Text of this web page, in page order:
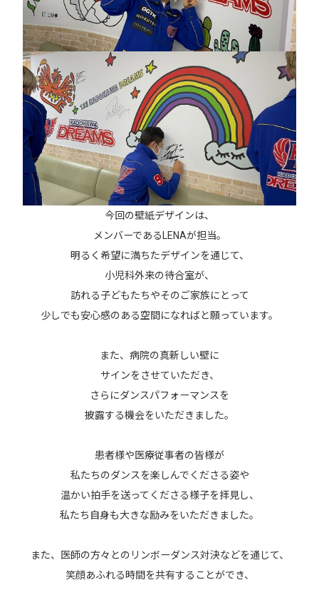
今回の壁紙デザインは、
メンバーであるLENAが担当。
明るく希望に満ちたデザインを通じて、
小児科外来の待合室が、
訪れる子どもたちやそのご家族にとって
少しでも安心感のある空間になればと願っています。
また、病院の真新しい壁に
サインをさせていただき、
さらにダンスパフォーマンスを
披露する機会をいただきました。
患者様や医療従事者の皆様が
私たちのダンスを楽しんでくださる姿や
温かい拍手を送ってくださる様子を拝見し、
私たち自身も大きな励みをいただきました。
また、医師の方々とのリンボーダンス対決などを通じて、
笑顔あふれる時間を共有することができ、